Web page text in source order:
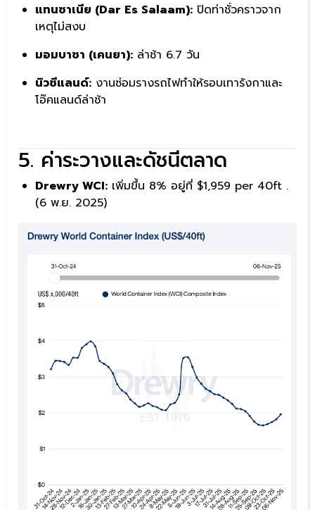
แทนซาเนีย (Dar Es Salaam): ปิดท่าชั่วคราวจาก
เหตุไม่สงบ
มอมบาซา (เคนยา): ล่าช้า 6.7 วัน
นิวซีแลนด์: งานซ่อมรางรถไฟทำให้รอบเทารังกาและ
โอ๊คแลนด์ล่าช้า
5. ค่าระวางและดัชนีตลาด
Drewry WCI: เพิ่มขึ้น 8% อยู่ที่ $1,959 per 40ft .
(6 พ.ย. 2025)